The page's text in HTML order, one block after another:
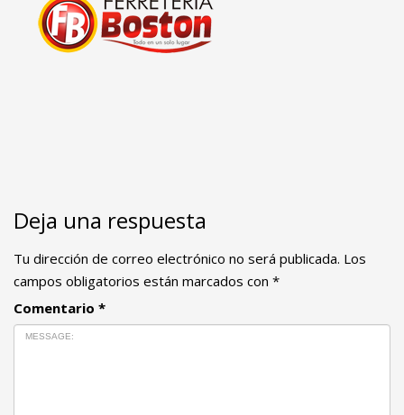
Deja una respuesta
Tu dirección de correo electrónico no será publicada. Los
campos obligatorios están marcados con *
Comentario *